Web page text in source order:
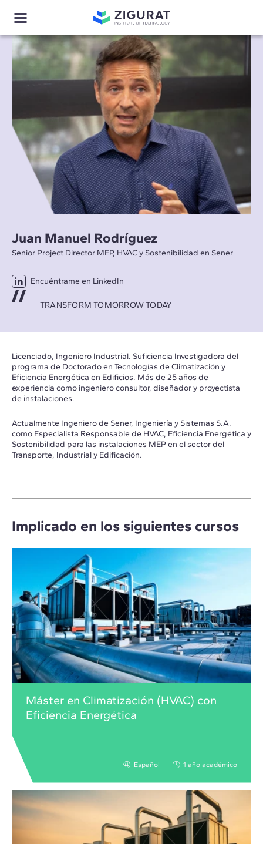
Juan Manuel Rodríguez
Senior Project Director MEP, HVAC y Sostenibilidad en Sener
Encuéntrame en LinkedIn
TRANSFORM TOMORROW TODAY
Licenciado, Ingeniero Industrial. Suficiencia Investigadora del
programa de Doctorado en Tecnologías de Climatización y
Eficiencia Energética en Edificios. Más de 25 años de
experiencia como ingeniero consultor, diseñador y proyectista
de instalaciones.
Actualmente Ingeniero de Sener, Ingeniería y Sistemas S.A.
como Especialista Responsable de HVAC, Eficiencia Energética y
Sostenibilidad para las instalaciones MEP en el sector del
Transporte, Industrial y Edificación.
Implicado en los siguientes cursos
Máster en Climatización (HVAC) con
Eficiencia Energética
Español 1 año académico